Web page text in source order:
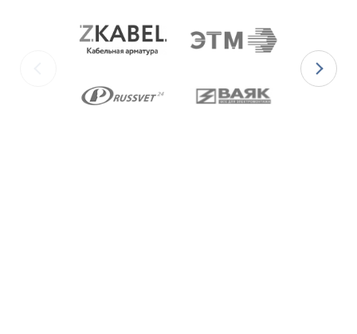
Ex-вводы типа ВКВ2МРизготавливаются с метрической
резьбой М по ГОСТ 24705-2004, с цилиндрической
трубной резьбой «G» по ГОСТ 6357-81 и с конической
резьбой К по ГОСТ 6111-52 В конструкции Ex-вводов
типа ВКВ2ТН предусмотрена специальная заглушка для
поддержания необходимого уровня взрывозащиты и